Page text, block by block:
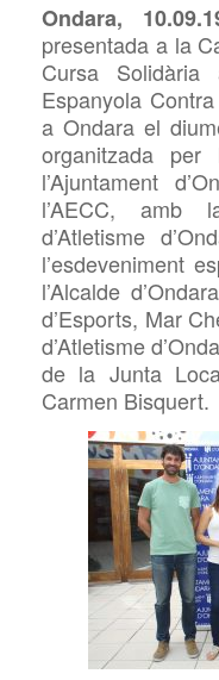
Ondara, 10.09.1
presentada ala
Cursa Solidària
Espanyola
a Ondara el
organitzada per
l’Ajuntament
l’AECC, amb
d’Atletisme
l’esdeveniment
l’Alcalde
d’Esports, Mar
d’Atletisme
de la Junta
Carmen Bisquert.